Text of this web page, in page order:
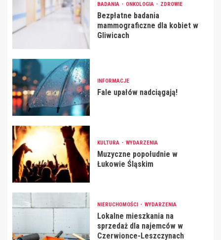
BADANIA ONKOLOGIA ZDROWIE
Bezpłatne badania
mammograficzne dla kobiet w
Gliwicach
INFORMACJE
Fale upałów nadciągają!
KULTURA WYDARZENIA
Muzyczne popołudnie w
Łukowie Śląskim
NIERUCHOMOŚCI WYDARZENIA
Lokalne mieszkania na
sprzedaż dla najemców w
Czerwionce-Leszczynach